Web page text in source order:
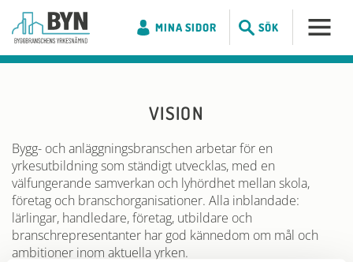
MINA SIDOR SÖK
VISION
Bygg- och anläggningsbranschen arbetar för en
yrkesutbildning som ständigt utvecklas, med en
välfungerande samverkan och lyhördhet mellan skola,
företag och branschorganisationer. Alla inblandade:
lärlingar, handledare, företag, utbildare och
branschrepresentanter har god kännedom om mål och
ambitioner inom aktuella yrken.